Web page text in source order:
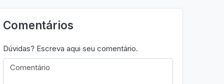
Comentários
Dúvidas? Escreva aqui seu comentário.